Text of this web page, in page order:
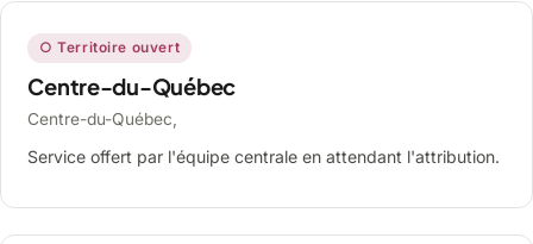
○ Territoire ouvert
Centre-du-Québec
Centre-du-Québec,
Service offert par l'équipe centrale en attendant l'attribution.